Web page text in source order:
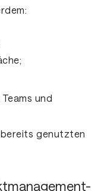
und
genutzten